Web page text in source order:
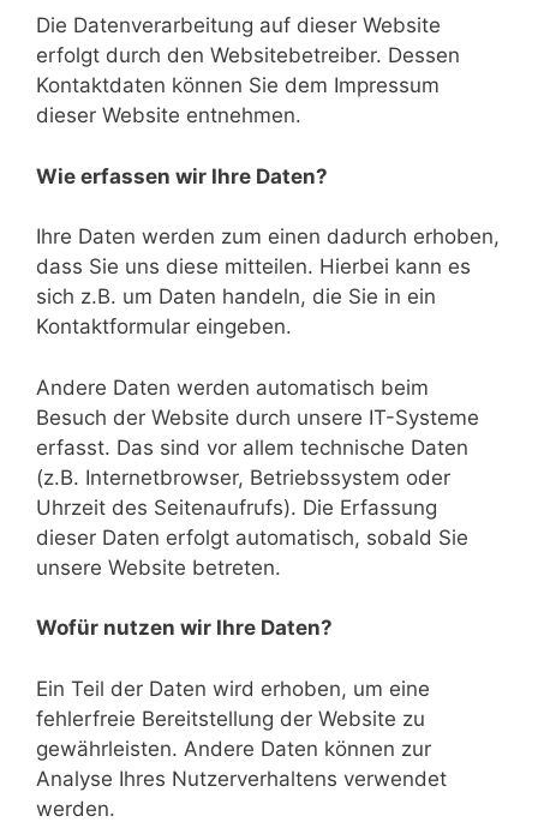
Die Datenverarbeitung auf dieser Website
erfolgt durch den Websitebetreiber. Dessen
Kontaktdaten können Sie dem Impressum
dieser Website entnehmen.
Wie erfassen wir Ihre Daten?
Ihre Daten werden zum einen dadurch erhoben,
dass Sie uns diese mitteilen. Hierbei kann es
sich z.B. um Daten handeln, die Sie in ein
Kontaktformular eingeben.
Andere Daten werden automatisch beim
Besuch der Website durch unsere IT-Systeme
erfasst. Das sind vor allem technische Daten
(z.B. Internetbrowser, Betriebssystem oder
Uhrzeit des Seitenaufrufs). Die Erfassung
dieser Daten erfolgt automatisch, sobald Sie
unsere Website betreten.
Wofür nutzen wir Ihre Daten?
Ein Teil der Daten wird erhoben, um eine
fehlerfreie Bereitstellung der Website zu
gewährleisten. Andere Daten können zur
Analyse Ihres Nutzerverhaltens verwendet
werden.